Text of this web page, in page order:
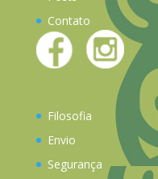
Contato
Filosofia
Envio
Segurança